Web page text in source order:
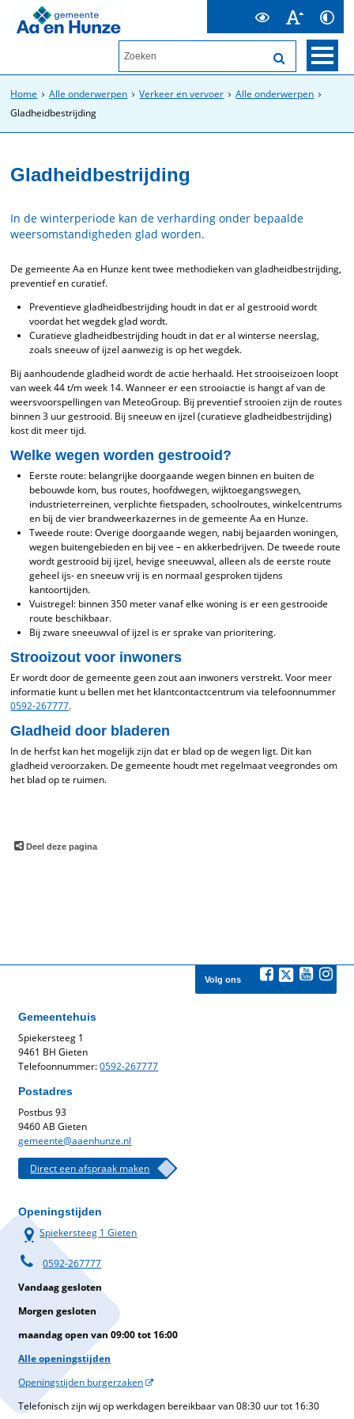
Home Alle onderwerpen Verkeer en vervoer
Alle onderwerpen
Gladheidbestrijding
Gladheidbestrijding
In de winterperiode kan de verharding onder bepaalde
weersomstandigheden glad worden.
De gemeente Aa en Hunze kent twee methodieken van gladheidbestrijding,
preventief en curatief.
Preventieve gladheidbestrijding houdt in dat er al gestrooid wordt
voordat het wegdek glad wordt.
Curatieve gladheidbestrijding houdt in dat er al winterse neerslag,
zoals sneeuw of ijzel aanwezig is op het wegdek.
Bij aanhoudende gladheid wordt de actie herhaald. Het strooiseizoen loopt
van week 44 t/m week 14. Wanneer er een strooiactie is hangt af van de
weersvoorspellingen van MeteoGroup. Bij preventief strooien zijn de routes
binnen 3 uur gestrooid. Bij sneeuw en ijzel (curatieve gladheidbestrijding)
kost dit meer tijd.
Welke wegen worden gestrooid?
Eerste route: belangrijke doorgaande wegen binnen en buiten de
bebouwde kom, bus routes, hoofdwegen, wijktoegangswegen,
industrieterreinen, verplichte fietspaden, schoolroutes, winkelcentrums
en bij de vier brandweerkazernes in de gemeente Aa en Hunze.
Tweede route: Overige doorgaande wegen, nabij bejaarden woningen,
wegen buitengebieden en bij vee – en akkerbedrijven. De tweede route
wordt gestrooid bij ijzel, hevige sneeuwval, alleen als de eerste route
geheel ijs- en sneeuw vrij is en normaal gesproken tijdens
kantoortijden.
Vuistregel: binnen 350 meter vanaf elke woning is er een gestrooide
route beschikbaar.
Bij zware sneeuwval of ijzel is er sprake van prioritering.
Strooizout voor inwoners
Er wordt door de gemeente geen zout aan inwoners verstrekt. Voor meer
informatie kunt u bellen met het klantcontactcentrum via telefoonnummer
0592-267777.
Gladheid door bladeren
In de herfst kan het mogelijk zijn dat er blad op de wegen ligt. Dit kan
gladheid veroorzaken. De gemeente houdt met regelmaat veegrondes om
het blad op te ruimen.
Deel deze pagina
Volg ons
Gemeentehuis
Spiekersteeg 1
9461 BH Gieten
Telefoonnummer:0592-267777
Postadres
Postbus 93
9460 AB Gieten
gemeente@aaenhunze.nl
Direct een afspraak maken
Openingstijden
Spiekersteeg 1 Gieten
0592-267777
Vandaag gesloten
Morgen gesloten
maandag open van 09:00 tot 16:00
Alle openingstijden
Openingstijden burgerzaken
Telefonisch zijn wij op werkdagen bereikbaar van 08:30 uur tot 16:30